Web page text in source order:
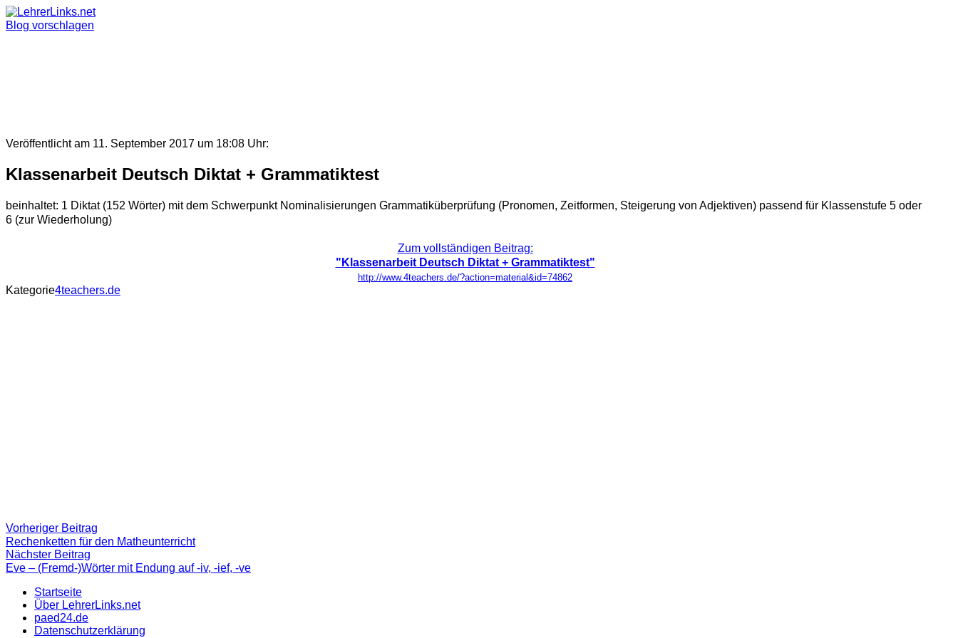
Skip
to
Blog vorschlagen
Veröffentlicht am 11. September 2017 um 18:08 Uhr:
Klassenarbeit Deutsch Diktat + Grammatiktest
beinhaltet: 1 Diktat (152 Wörter) mit dem Schwerpunkt Nominalisierungen Grammatiküberprüfung (Pronomen, Zeitformen, Steigerung von Adjektiven) passend für Klassenstufe 5 oder
6 (zur Wiederholung)
Zum vollständigen Beitrag:
"Klassenarbeit Deutsch Diktat + Grammatiktest"
http://www.4teachers.de/?action=material&id=74862
Kategorie4teachers.de
Beitragsnavigation
Vorheriger Beitrag
Beitrag:
Rechenketten für den Matheunterricht
Nächster Beitrag
Beitrag
Eve – (Fremd-)Wörter mit Endung auf -iv, -ief, -ve
Startseite
Über LehrerLinks.net
paed24.de
Datenschutzerklärung